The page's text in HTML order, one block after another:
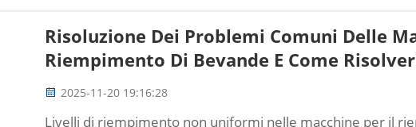
Risoluzione Dei Problemi Comuni Delle
Riempimento Di Bevande E Come
2025-11-20 19:16:28
Livelli di riempimento non uniformi nelle macchine per il